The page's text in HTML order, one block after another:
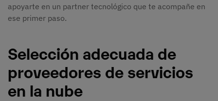
apoyarte en un partner tecnológico que te acompañe en
ese primer paso.
Selección adecuada de
proveedores de servicios
en la nube